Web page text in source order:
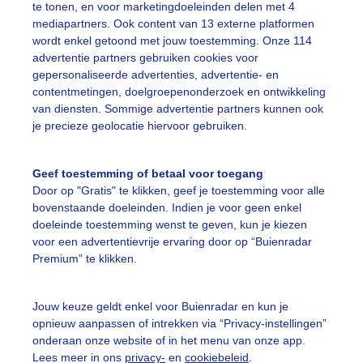
te tonen, en voor marketingdoeleinden delen met 4
mediapartners. Ook content van 13 externe platformen
wordt enkel getoond met jouw toestemming. Onze 114
advertentie partners gebruiken cookies voor
gepersonaliseerde advertenties, advertentie- en
contentmetingen, doelgroepenonderzoek en ontwikkeling
van diensten. Sommige advertentie partners kunnen ook
je precieze geolocatie hiervoor gebruiken.
Geef toestemming of betaal voor toegang
Door op "Gratis" te klikken, geef je toestemming voor alle
bovenstaande doeleinden. Indien je voor geen enkel
doeleinde toestemming wenst te geven, kun je kiezen
voor een advertentievrije ervaring door op “Buienradar
Premium” te klikken.
Jouw keuze geldt enkel voor Buienradar en kun je
opnieuw aanpassen of intrekken via “Privacy-instellingen”
onderaan onze website of in het menu van onze app.
Lees meer in ons privacy- en cookiebeleid
01:40 02:05 02:30
16°C
12,9°C
Luchtvochtigheid
Windkracht